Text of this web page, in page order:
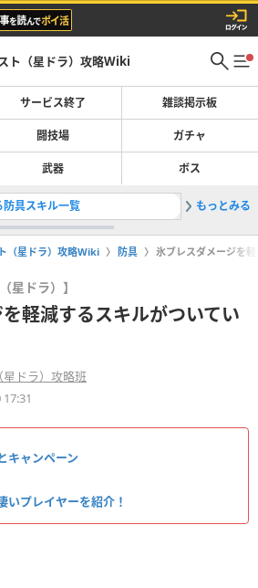
ト（星ドラ）攻略Wiki
サービス終了 雑談掲示板
闘技場 ガチャ
武器 ボス
具スキル一覧 2闘神の
もっとみる
（星ドラ）攻略Wiki 防具 氷ブレスダメージを
星ドラ）】
軽減するスキルがついてい
ドラ）攻略班
キャンペーン
いプレイヤーを紹介！